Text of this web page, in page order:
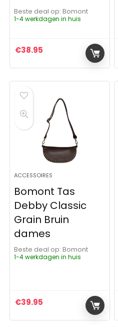
Beste deal op:
Bomont
1-4 werkdagen in huis
€38.95
ACCESSOIRES
Bomont Tas
Debby Classic
Grain Bruin
dames
Beste deal op:
Bomont
1-4 werkdagen in huis
€39.95